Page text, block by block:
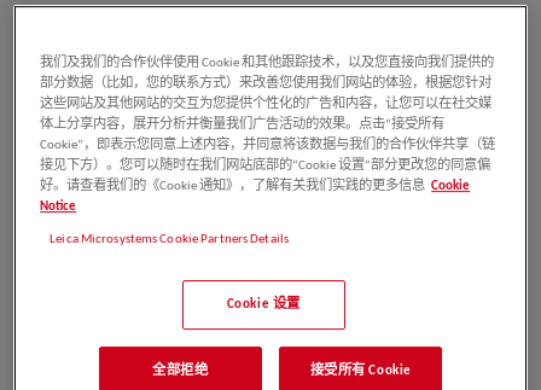
出版物：19
王海银
我们及我们的合作伙伴使用 Cookie 和其他跟踪技术，以及您直接向我们提供的
部分数据（比如，您的联系方式）来改善您使用我们网站的体验，根据您针对
这些网站及其他网站的交互为您提供个性化的广告和内容，让您可以在社交媒
体上分享内容，展开分析并衡量我们广告活动的效果。点击“接受所有
Cookie”，即表示您同意上述内容，并同意将该数据与我们的合作伙伴共享（链
接见下方）。您可以随时在我们网站底部的“Cookie 设置”部分更改您的同意偏
好。请查看我们的《Cookie 通知》，了解有关我们实践的更多信息 Cookie
Notice
Leica Microsystems Cookie Partners Details
Cookie 设置
全部拒绝 接受所有 Cookie